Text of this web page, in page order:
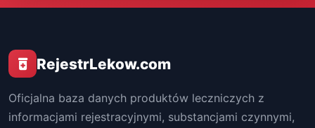
RejestrLekow.com
Oficjalna baza danych produktów leczniczych z
informacjami rejestracyjnymi, substancjami czynnymi,